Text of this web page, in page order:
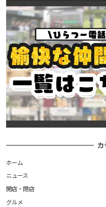
カ
ホーム
ニュース
開店・閉店
グルメ